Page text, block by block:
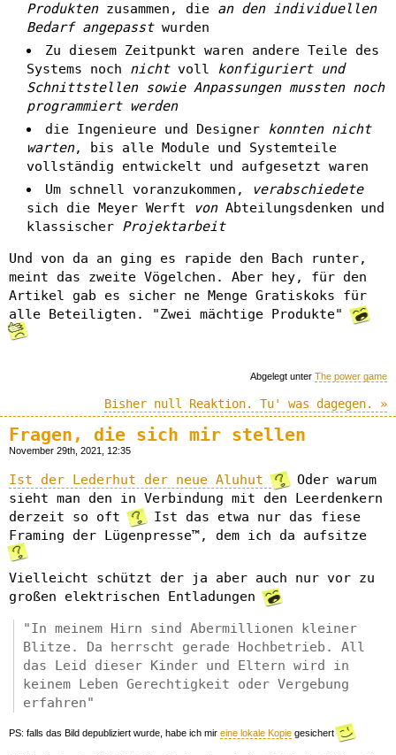
Produktenzusammen, die an den individuellen
Bedarf angepasstwurden
Zu diesem Zeitpunkt waren andere Teile des
Systems noch nichtvoll konfiguriert
und
Schnittstellen sowie Anpassungen mussten noch
programmiert werden
die Ingenieure und Designer konnten nicht
warten, bis alle Module und Systemteile
vollständig entwickelt und aufgesetzt waren
Um schnell voranzukommen,
verabschiedete
sich die Meyer Werft
vonAbteilungsdenken und
klassischer Projektarbeit
Und von da an ging es rapide den Bach runter,
meint das zweite Vögelchen. Aber hey, für den
Artikel gab es sicher ne Menge Gratiskoks für
alle Beteiligten. "Zwei mächtige Produkte"
Abgelegt unter The power game
Bisher null Reaktion. Tu' was dagegen. »
Fragen, die sich mir stellen
November 29th, 2021, 12:35
Ist der Lederhut der neue Aluhut
Oder warum
sieht man den in Verbindung mit den Leerdenkern
derzeit so oft
Ist das etwa nur das fiese
Framing der Lügenpresse™, dem ich da aufsitze
Vielleicht schützt der ja aber auch nur vor zu
großen elektrischen Entladungen
"In meinem Hirn sind Abermillionen kleiner
Blitze. Da herrscht gerade Hochbetrieb. All
das Leid dieser Kinder und Eltern wird in
keinem Leben Gerechtigkeit oder Vergebung
erfahren"
PS: falls das Bild depubliziert wurde, habe ich mir eine lokale Kopie gesichert